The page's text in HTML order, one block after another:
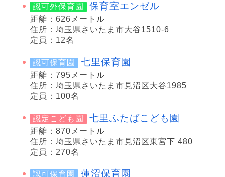
認可外保育園 保育室エンゼル
距離：626メートル
住所：埼玉県さいたま市大谷1510-6
定員：12名
認可保育園 七里保育園
距離：795メートル
住所：埼玉県さいたま市見沼区大谷1985
定員：100名
認定こども園 七里ふたばこども園
距離：870メートル
住所：埼玉県さいたま市見沼区東宮下 480
定員：270名
認可保育園 蓮沼保育園